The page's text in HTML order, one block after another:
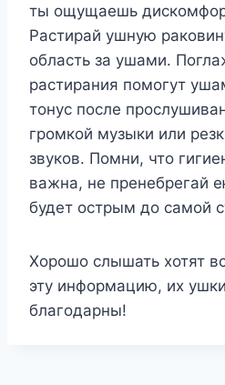
ты ощущаешь
Растирай ушную
область за ушами.
растирания помогут
тонус после
громкой музыки или
звуков. Помни, что
важна, не пренебрегай
будет острым до самой
Хорошо слышать хотят
эту информацию, их
благодарны!